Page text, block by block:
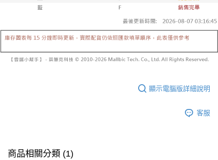
【注意事項】
１．透過由恩沛科技股份有限公司提供之「AFTEE先享後付」服務完成之交
權轉讓予恩沛科技股份有限公司。
https://aftee.tw/terms/#terms3
３．未成年的使用者請事先徵得法定代理人或監護人之同意方可使用
４．使用「AFTEE先享後付」時，將依據個別帳號之用戶狀況，依本公司即
５．嚴禁一人註冊多個帳號或使用他人資訊註冊。若發現惡意使用之情形，
7-11取貨付款
每筆NT$60，滿NT$1,800(含以上)免運費
付款後7-11取貨
顯示電腦版詳細說明
客服
商品相關分類 (1)